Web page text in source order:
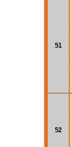
51
52